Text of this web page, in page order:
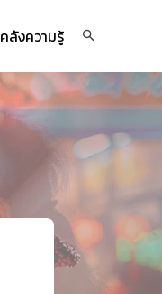
คลังความรู้